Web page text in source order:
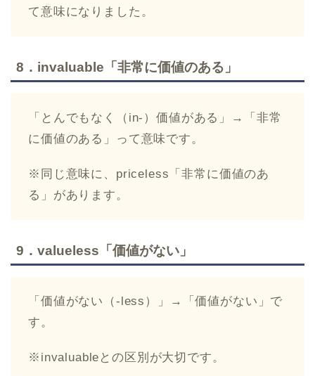
て意味になりました。
8．invaluable「非常に価値のある」
「とんでもなく（in-）価値がある」→「非常
に価値のある」って意味です。
※同じ意味に、priceless「非常に価値のあ
る」があります。
9．valueless「価値がない」
「価値がない（-less）」→「価値がない」で
す。
※invaluableとの区別が大切です。